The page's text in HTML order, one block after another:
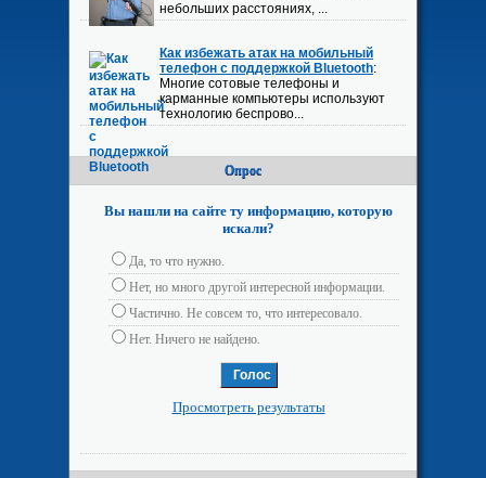
небольших расстояниях, ...
Как избежать атак на мобильный
телефон с поддержкой Bluetooth:
Многие сотовые телефоны и
карманные компьютеры используют
технологию беспрово...
Опрос
Вы нашли на сайте ту информацию, которую
искали?
Да, то что нужно.
Нет, но много другой интересной информации.
Частично. Не совсем то, что интересовало.
Нет. Ничего не найдено.
Просмотреть результаты